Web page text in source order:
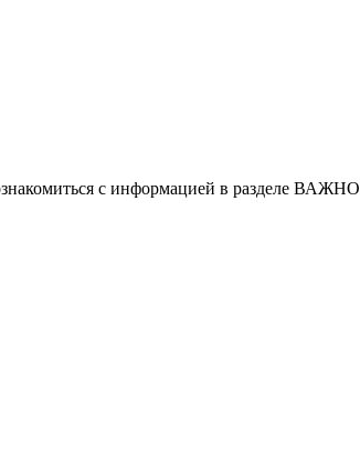
с информацией в разделе ВАЖНО